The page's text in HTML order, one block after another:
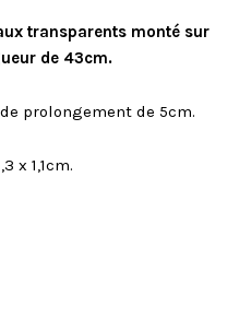
transparents monté sur
de 43cm.
prolongement de 5cm.
x 1,1cm.